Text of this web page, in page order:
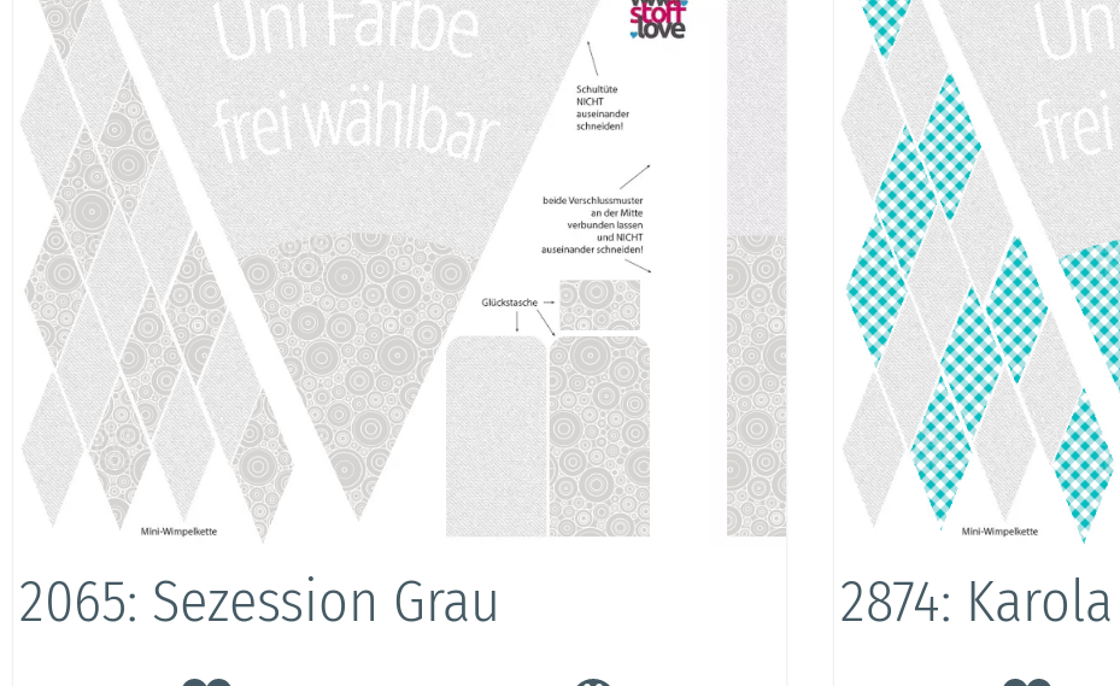
2065: Sezession Grau 2874: Karola